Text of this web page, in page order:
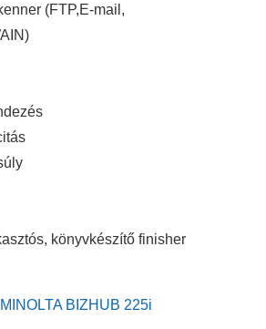
(FTP,E-mail,
könyvkészítő finisher
BIZHUB 225i